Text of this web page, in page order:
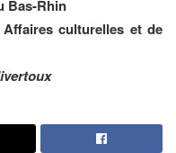
Bas-Rhin
culturelles et de